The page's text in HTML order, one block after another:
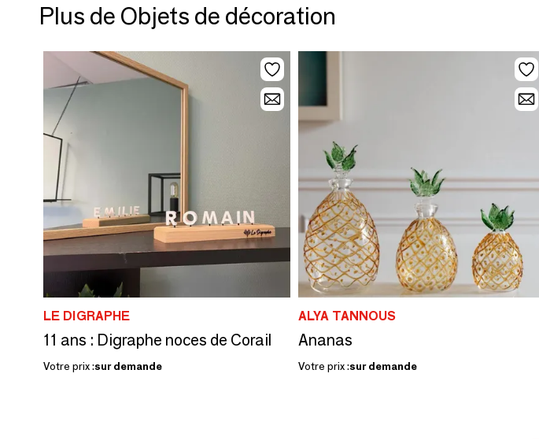
Plus de Objets de décoration
LE DIGRAPHE
11 ans : Digraphe noces de Corail
Votre prix :sur demande
ALYA TANNOUS
Ananas
Votre prix :sur demande